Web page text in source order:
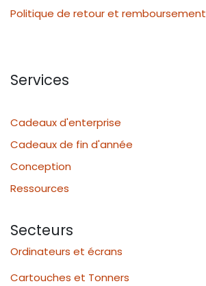
Politique de retour et remboursement
Services
Cadeaux d'enterprise
Cadeaux de fin d'année
Conception
Ressources
Secteurs
Ordinateurs et écrans
Cartouches et Tonners